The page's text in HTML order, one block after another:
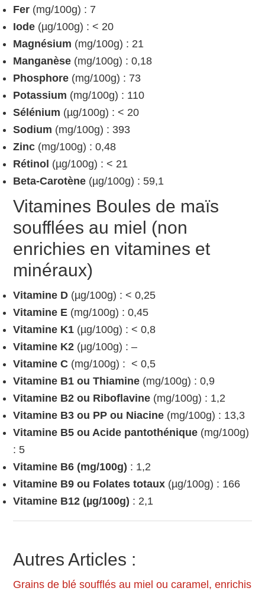
Fer (mg/100g) : 7
Iode (µg/100g) : < 20
Magnésium (mg/100g) : 21
Manganèse (mg/100g) : 0,18
Phosphore (mg/100g) : 73
Potassium (mg/100g) : 110
Sélénium (µg/100g) : < 20
Sodium (mg/100g) : 393
Zinc (mg/100g) : 0,48
Rétinol (µg/100g) : < 21
Beta-Carotène (µg/100g) : 59,1
Vitamines Boules de maïs
soufflées au miel (non
enrichies en vitamines et
minéraux)
Vitamine D (µg/100g) : < 0,25
Vitamine E (mg/100g) : 0,45
Vitamine K1 (µg/100g) : < 0,8
Vitamine K2 (µg/100g) : –
Vitamine C (mg/100g) : < 0,5
Vitamine B1 ou Thiamine (mg/100g) : 0,9
Vitamine B2 ou Riboflavine (mg/100g) : 1,2
Vitamine B3 ou PP ou Niacine (mg/100g) : 13,3
Vitamine B5 ou Acide pantothénique (mg/100g)
: 5
Vitamine B6 (mg/100g) : 1,2
Vitamine B9 ou Folates totaux (µg/100g) : 166
Vitamine B12 (µg/100g) : 2,1
Autres Articles :
Grains de blé soufflés au miel ou caramel, enrichis